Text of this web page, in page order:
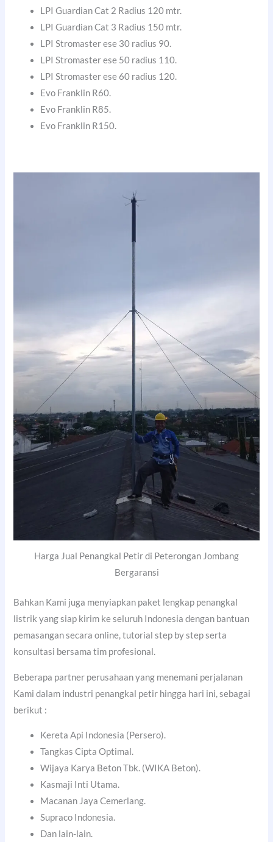
LPI Guardian Cat 2 Radius 120 mtr.
LPI Guardian Cat 3 Radius 150 mtr.
LPI Stromaster ese 30 radius 90.
LPI Stromaster ese 50 radius 110.
LPI Stromaster ese 60 radius 120.
Evo Franklin R60.
Evo Franklin R85.
Evo Franklin R150.
Harga Jual Penangkal Petir di Peterongan Jombang
Bergaransi
Bahkan Kami juga menyiapkan paket lengkap penangkal
listrik yang siap kirim ke seluruh Indonesia dengan bantuan
pemasangan secara online, tutorial step by step serta
konsultasi bersama tim profesional.
Beberapa partner perusahaan yang menemani perjalanan
Kami dalam industri penangkal petir hingga hari ini, sebagai
berikut :
Kereta Api Indonesia (Persero).
Tangkas Cipta Optimal.
Wijaya Karya Beton Tbk. (WIKA Beton).
Kasmaji Inti Utama.
Macanan Jaya Cemerlang.
Supraco Indonesia.
Dan lain-lain.